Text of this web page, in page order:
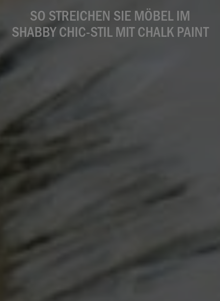
SO STREICHEN SIE MÖBEL IM
SHABBY CHIC-STIL MIT CHALK PAINT